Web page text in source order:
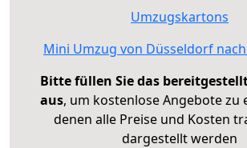
Umzugskartons
Mini Umzug von Düsseldorf
Bitte füllen Sie das
aus, um kostenlose Angebote zu
denen alle Preise und Kosten
dargestellt werden